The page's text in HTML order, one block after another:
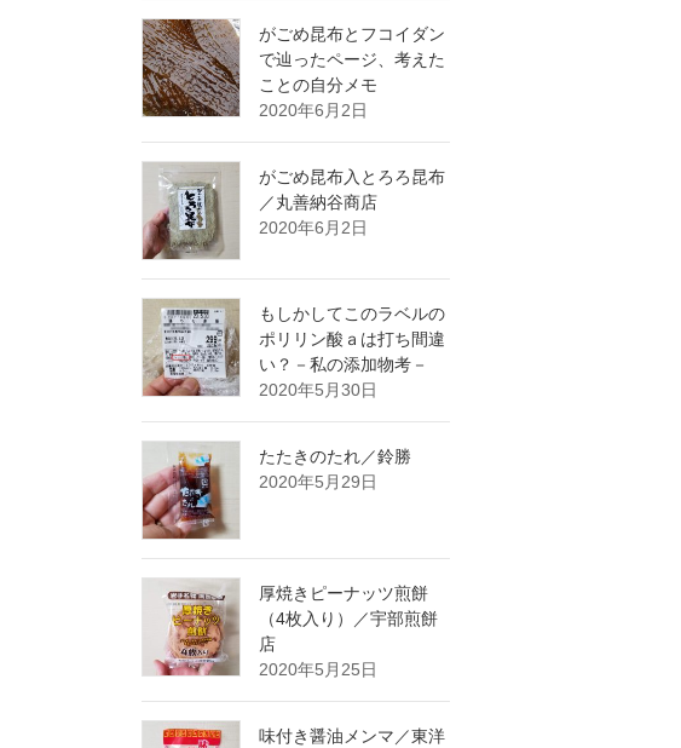
がごめ昆布とフコイダン
で辿ったページ、考えた
ことの自分メモ
2020年6月2日
がごめ昆布入とろろ昆布
／丸善納谷商店
2020年6月2日
もしかしてこのラベルの
ポリリン酸ａは打ち間違
い？－私の添加物考－
2020年5月30日
たたきのたれ／鈴勝
2020年5月29日
厚焼きピーナッツ煎餅
（4枚入り）／宇部煎餅
店
2020年5月25日
味付き醤油メンマ／東洋